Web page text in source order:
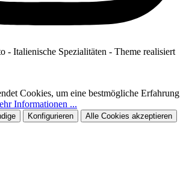
- Italienische Spezialitäten - Theme realisiert
Cookies, um eine bestmögliche Erfahrung
Informationen ...
Konfigurieren Alle Cookies akzeptieren